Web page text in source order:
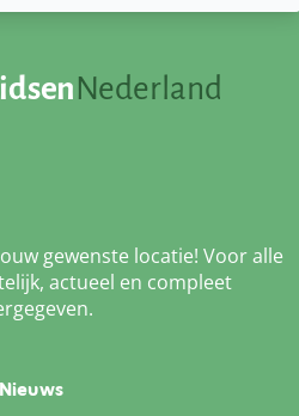
Nederland
gewenste locatie! Voor alle
actueel en compleet
Nieuws